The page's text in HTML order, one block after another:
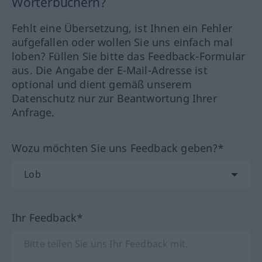
Fehlt eine Übersetzung, ist Ihnen ein Fehler
aufgefallen oder wollen Sie uns einfach mal
loben? Füllen Sie bitte das Feedback-Formular
aus. Die Angabe der E-Mail-Adresse ist
optional und dient gemäß unserem
Datenschutz nur zur Beantwortung Ihrer
Anfrage.
Wozu möchten Sie uns Feedback geben?*
Ihr Feedback*